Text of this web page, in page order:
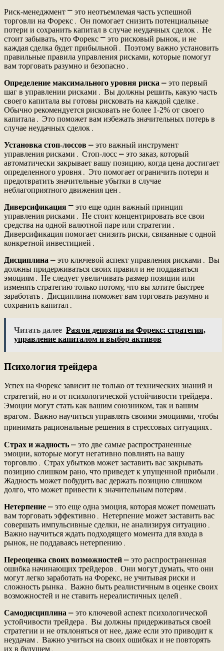
Риск-менеджмент ⎻ это неотъемлемая часть успешной
торговли на Форекс․ Он помогает снизить потенциальные
потери и сохранить капитал в случае неудачных сделок․ Не
стоит забывать, что Форекс ⎻ это рисковый рынок, и не
каждая сделка будет прибыльной․ Поэтому важно установить
правильные правила управления рисками, которые помогут
вам торговать разумно и безопасно․
Определение максимального уровня риска ⎼ это первый
шаг в управлении рисками․ Вы должны решить, какую часть
своего капитала вы готовы рисковать на каждой сделке․
Обычно рекомендуется рисковать не более 1-2% от своего
капитала․ Это поможет вам избежать значительных потерь в
случае неудачных сделок․
Установка стоп-лоссов ⎼ это важный инструмент
управления рисками․ Стоп-лосс ⎼ это заказ, который
автоматически закрывает вашу позицию, когда цена достигает
определенного уровня․ Это помогает ограничить потери и
предотвратить значительные убытки в случае
неблагоприятного движения цен․
Диверсификация ⎻ это еще один важный принцип
управления рисками․ Не стоит концентрировать все свои
средства на одной валютной паре или стратегии․
Диверсификация помогает снизить риски, связанные с одной
конкретной инвестицией․
Дисциплина ⎼ это ключевой аспект управления рисками․ Вы
должны придерживаться своих правил и не поддаваться
эмоциям․ Не следует увеличивать размер позиции или
изменять стратегию только потому, что вы хотите быстрее
заработать․ Дисциплина поможет вам торговать разумно и
сохранить капитал․
Читать далее Разгон депозита на Форекс: стратегия,
управление капиталом и выбор активов
Психология трейдера
Успех на Форекс зависит не только от технических знаний и
стратегий, но и от психологической устойчивости трейдера․
Эмоции могут стать как вашим союзником, так и вашим
врагом․ Важно научиться управлять своими эмоциями, чтобы
принимать рациональные решения в стрессовых ситуациях․
Страх и жадность ⎼ это две самые распространенные
эмоции, которые могут негативно повлиять на вашу
торговлю․ Страх убытков может заставить вас закрывать
позицию слишком рано, что приведет к упущенной прибыли․
Жадность может побудить вас держать позицию слишком
долго, что может привести к значительным потерям․
Нетерпение ⎼ это еще одна эмоция, которая может помешать
вам торговать эффективно․ Нетерпение может заставить вас
совершать импульсивные сделки, не анализируя ситуацию․
Важно научиться ждать подходящего момента для входа в
рынок, не поддаваясь нетерпению․
Переоценка своих возможностей ⎼ это распространенная
ошибка начинающих трейдеров․ Они могут думать, что они
могут легко заработать на Форекс, не учитывая риски и
сложность рынка․ Важно быть реалистичным в оценке своих
возможностей и не ставить нереалистичных целей․
Самодисциплина ⎼ это ключевой аспект психологической
устойчивости трейдера․ Вы должны придерживаться своей
стратегии и не отклоняться от нее, даже если это приводит к
неудачам․ Важно учиться на своих ошибках и не повторять
их в будущем․